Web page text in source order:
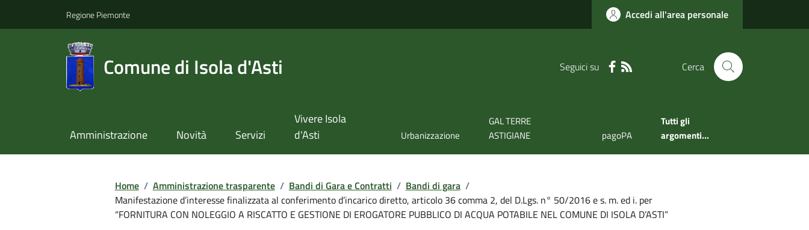
Regione Piemonte Accedi all'area personale
Comune di Isola d'Asti Seguici su Cerca
Amministrazione Novità Servizi
Vivere Isola
d'Asti
Urbanizzazione
GAL TERRE
ASTIGIANE
pagoPA
Tutti gli
argomenti...
Home / Amministrazione trasparente / Bandi di Gara e Contratti / Bandi di gara /
Manifestazione d’interesse finalizzata al conferimento d’incarico diretto, articolo 36 comma 2, del D.Lgs. n° 50/2016 e s. m. ed i. per
“FORNITURA CON NOLEGGIO A RISCATTO E GESTIONE DI EROGATORE PUBBLICO DI ACQUA POTABILE NEL COMUNE DI ISOLA D’ASTI”